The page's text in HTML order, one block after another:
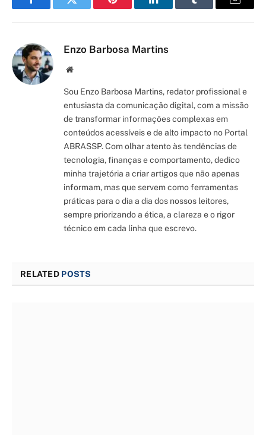
FacebookTwitter Pinterest LinkedInTumblr Email
Enzo Barbosa Martins
Site/Blog
Sou Enzo Barbosa Martins, redator profissional e
entusiasta da comunicação digital, com a missão
de transformar informações complexas em
conteúdos acessíveis e de alto impacto no Portal
ABRASSP. Com olhar atento às tendências de
tecnologia, finanças e comportamento, dedico
minha trajetória a criar artigos que não apenas
informam, mas que servem como ferramentas
práticas para o dia a dia dos nossos leitores,
sempre priorizando a ética, a clareza e o rigor
técnico em cada linha que escrevo.
RELATED POSTS